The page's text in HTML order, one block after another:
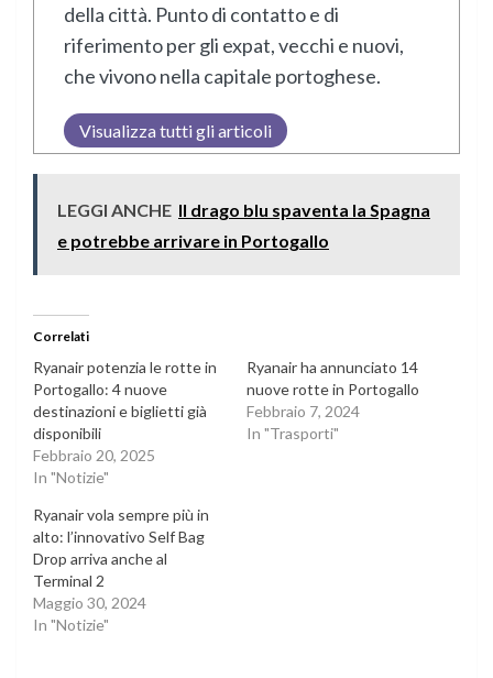
della città. Punto di contatto e di
riferimento per gli expat, vecchi e nuovi,
che vivono nella capitale portoghese.
Visualizza tutti gli articoli
LEGGI ANCHE Il drago blu spaventa la Spagna
e potrebbe arrivare in Portogallo
Correlati
Ryanair potenzia le rotte in
Portogallo: 4 nuove
destinazioni e biglietti già
disponibili
Febbraio 20, 2025
In "Notizie"
Ryanair ha annunciato 14
nuove rotte in Portogallo
Febbraio 7, 2024
In "Trasporti"
Ryanair vola sempre più in
alto: l’innovativo Self Bag
Drop arriva anche al
Terminal 2
Maggio 30, 2024
In "Notizie"